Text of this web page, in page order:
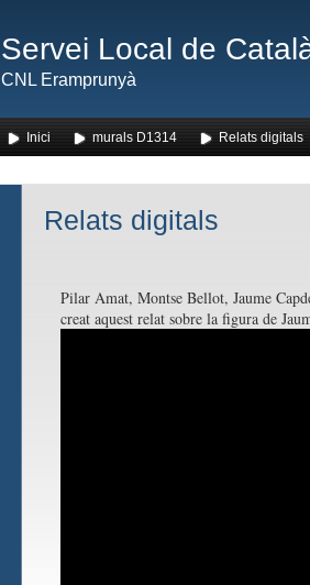
Servei Local de
CNL Eramprunyà
Inici murals D1314 Relats digitals
Relats digitals
Pilar Amat, Montse Bellot, Jaume
creat aquest relat sobre la figura de